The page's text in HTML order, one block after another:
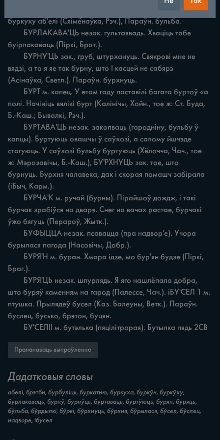
буркуху аб'елі (Сяімёнаўка, Рэч.), Параўн. бульба.
буірлакаваць (Піркі, Брат.).
вядзі, а то я яе так бурну, што І касцей не сабярэ
(Aciнаўка, Светл.). Параўн. бурхнуць.
полі. Начініць вялікі бурт (Калінічы, Хойн., тое ж: Ст. Буда,
Б.-Каш.; Бывалкі, Рэч.).
капцы). Буртуюць овашчы ў саўхозі, а салому йшчэде
стагуюць. У саўхозі бульбу буртуюць (Хёлочча, Чач., тое
ж: Мэрозавічы, Б.-Каш.), БУ'РХНУЦЬ зак. тое, што
бурнуць. Бурхня чалавека, дак i скорая помашч забірала
(іБыч, Карм.).
бурчак зрабіўся на дварэ. Снег на вачах растае, бурчакі
ўжо бягуць (Перароў, Жытк.).
бурылася пагода (Насовічы, Добр.).
Браг.).
што буряў каменням на гарод (Палессе, Чач.). іБУ'СЕЛ 1 м.
птушка. Прылядеў бусел (Каз. Балеуны, Ветк.). Параўн.
буслец, бусько, брэтон, буцян.
	БУ'СЕЛII м. бутэлька (пяцілітрорая). Бутылка пядь 2СВ
Прапанаваць выпраўленне
Дадатковыя словы
абелі, брэтбн, бурбуліць, буркатню, буркуха, буркўн, буркўху,
бурлакаваць, бурнў, бурнўць, буртаваць, буртўюць, бурян, буряць,
бўльба, бўрдылкі, бўркі, бўрхнуць, бўрхня, бўрылася, бўсел, бўслец,
надворе, ібусел